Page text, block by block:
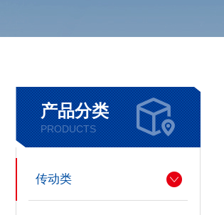
产品分类
PRODUCTS
传动类